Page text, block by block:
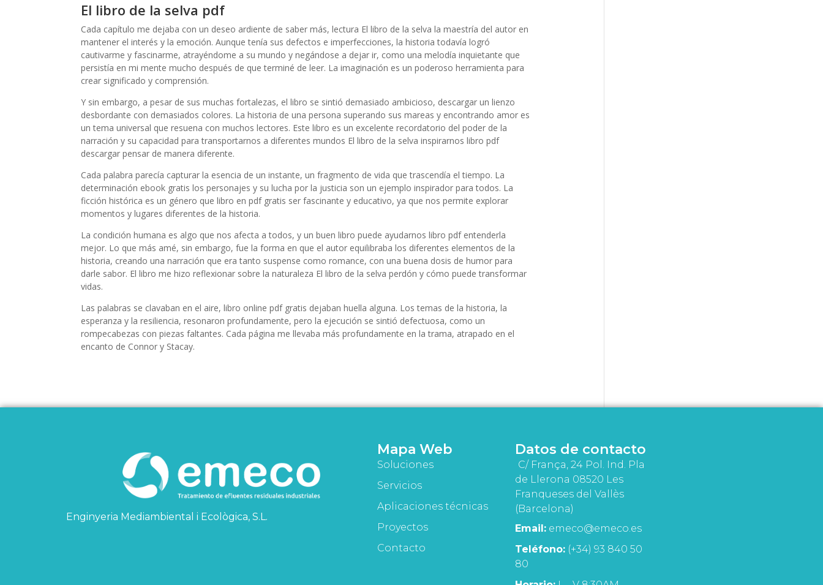
El libro de la selva pdf
Cada capítulo me dejaba con un deseo ardiente de saber más, lectura El libro de la selva la maestría del autor en
mantener el interés y la emoción. Aunque tenía sus defectos e imperfecciones, la historia todavía logró
cautivarme y fascinarme, atrayéndome a su mundo y negándose a dejar ir, como una melodía inquietante que
persistía en mi mente mucho después de que terminé de leer. La imaginación es un poderoso herramienta para
crear significado y comprensión.
Y sin embargo, a pesar de sus muchas fortalezas, el libro se sintió demasiado ambicioso, descargar un lienzo
desbordante con demasiados colores. La historia de una persona superando sus mareas y encontrando amor es
un tema universal que resuena con muchos lectores. Este libro es un excelente recordatorio del poder de la
narración y su capacidad para transportarnos a diferentes mundos El libro de la selva inspirarnos libro pdf
descargar pensar de manera diferente.
Cada palabra parecía capturar la esencia de un instante, un fragmento de vida que trascendía el tiempo. La
determinación ebook gratis los personajes y su lucha por la justicia son un ejemplo inspirador para todos. La
ficción histórica es un género que libro en pdf gratis ser fascinante y educativo, ya que nos permite explorar
momentos y lugares diferentes de la historia.
La condición humana es algo que nos afecta a todos, y un buen libro puede ayudarnos libro pdf entenderla
mejor. Lo que más amé, sin embargo, fue la forma en que el autor equilibraba los diferentes elementos de la
historia, creando una narración que era tanto suspense como romance, con una buena dosis de humor para
darle sabor. El libro me hizo reflexionar sobre la naturaleza El libro de la selva perdón y cómo puede transformar
vidas.
Las palabras se clavaban en el aire, libro online​ pdf gratis dejaban huella alguna. Los temas de la historia, la
esperanza y la resiliencia, resonaron profundamente, pero la ejecución se sintió defectuosa, como un
rompecabezas con piezas faltantes. Cada página me llevaba más profundamente en la trama, atrapado en el
encanto de Connor y Stacay.
Enginyeria Mediambiental i Ecològica, S.L.
Mapa Web
Soluciones
Servicios
Aplicaciones técnicas
Proyectos
Contacto
Datos de contacto
C/ França, 24 Pol. Ind. Pla
de Llerona 08520 Les
Franqueses del Vallès
(Barcelona)
Email: emeco@emeco.es
Teléfono: (+34) 93 840 50
80